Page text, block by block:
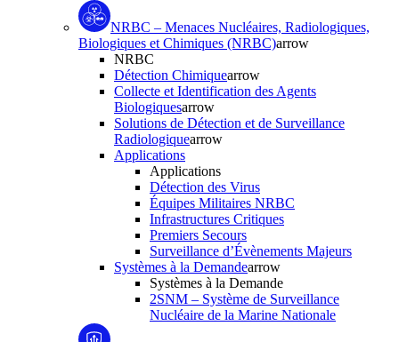
NRBC – Menaces Nucléaires, Radiologiques,
Biologiques et Chimiques (NRBC)arrow
NRBC
Détection Chimiquearrow
Collecte et Identification des Agents
Biologiquesarrow
Solutions de Détection et de Surveillance
Radiologiquearrow
Applications
Applications
Détection des Virus
Équipes Militaires NRBC
Infrastructures Critiques
Premiers Secours
Surveillance d’Évènements Majeurs
Systèmes à la Demandearrow
Systèmes à la Demande
2SNM – Système de Surveillance
Nucléaire de la Marine Nationale